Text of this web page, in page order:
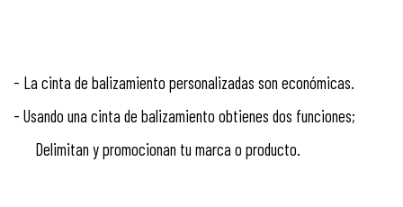
- La cinta de balizamiento personalizadas son económicas.
- Usando una cinta de balizamiento obtienes dos funciones;
Delimitan y promocionan tu marca o producto.